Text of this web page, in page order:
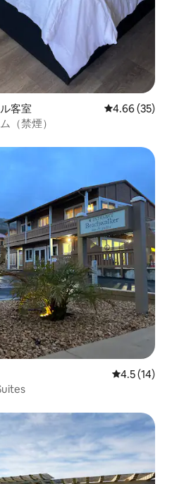
客室 レビュー35
4.66 (35)
（禁煙）
レビュー14
4.5 (14)